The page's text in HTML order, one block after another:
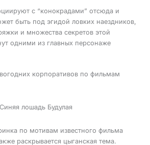
с “конокрадами” отсюда и
быть под эгидой ловких наездников,
и множества секретов этой
одними из главных персонаже
корпоративов по фильмам
Синяя лошадь Будулая
по мотивам известного фильма
раскрывается цыганская тема.